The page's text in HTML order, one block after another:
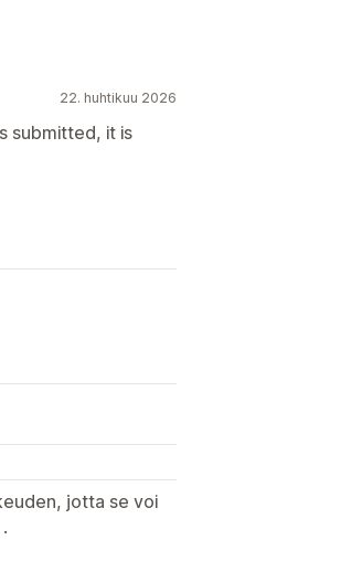
22. huhtikuu 2026
submitted, it is
jotta se voi
.